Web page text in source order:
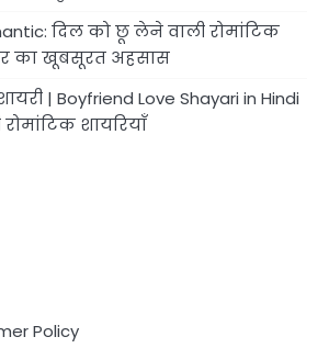
दिल को छू लेने वाली रोमांटिक
का खूबसूरत अहसास
| Boyfriend Love Shayari in Hindi
शायरियाँ
Policy